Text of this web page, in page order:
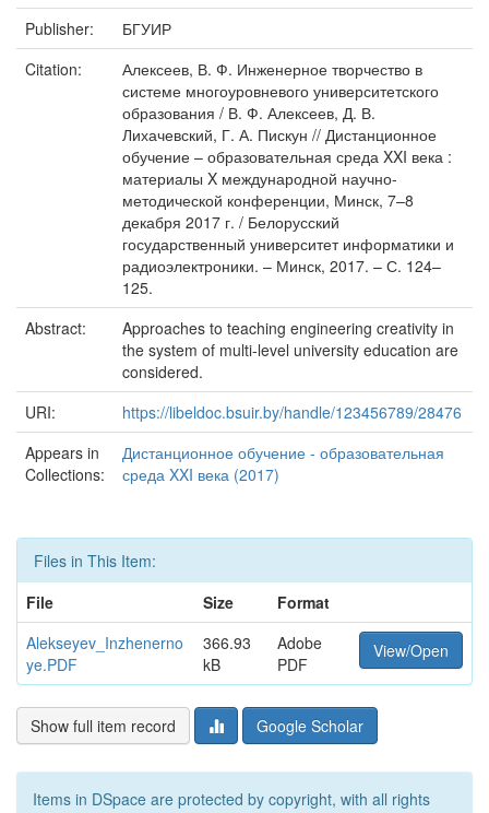
Publisher:
БГУИР
Citation:
Алексеев, В. Ф. Инженерное творчество в
системе многоуровневого университетского
образования / В. Ф. Алексеев, Д. В.
Лихачевский, Г. А. Пискун // Дистанционное
обучение – образовательная среда XXI века :
материалы X международной научно-
методической конференции, Минск, 7–8
декабря 2017 г. / Белорусский
государственный университет информатики и
радиоэлектроники. – Минск, 2017. – С. 124–
125.
Abstract:
Approaches to teaching engineering creativity in
the system of multi-level university education are
considered.
URI:
https://libeldoc.bsuir.by/handle/123456789/28476
Appears in
Collections:
Дистанционное обучение - образовательная
среда XXI века (2017)
Files in This Item:
File
Size
Format
Alekseyev_Inzhenerno
ye.PDF
366.93
kB
Adobe
PDF
View/Open
Show full item record Google Scholar
Items in DSpace are protected by copyright, with all rights